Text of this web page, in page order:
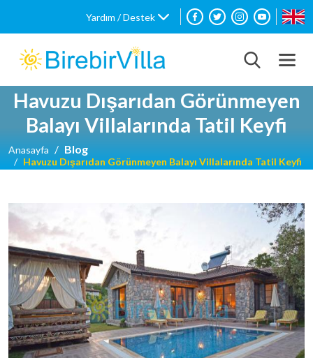
Yardım / Destek
Havuzu Dışarıdan Görünmeyen
Balayı Villalarında Tatil Keyfi
Anasayfa Blog
Havuzu Dışarıdan Görünmeyen Balayı Villalarında Tatil Keyfi